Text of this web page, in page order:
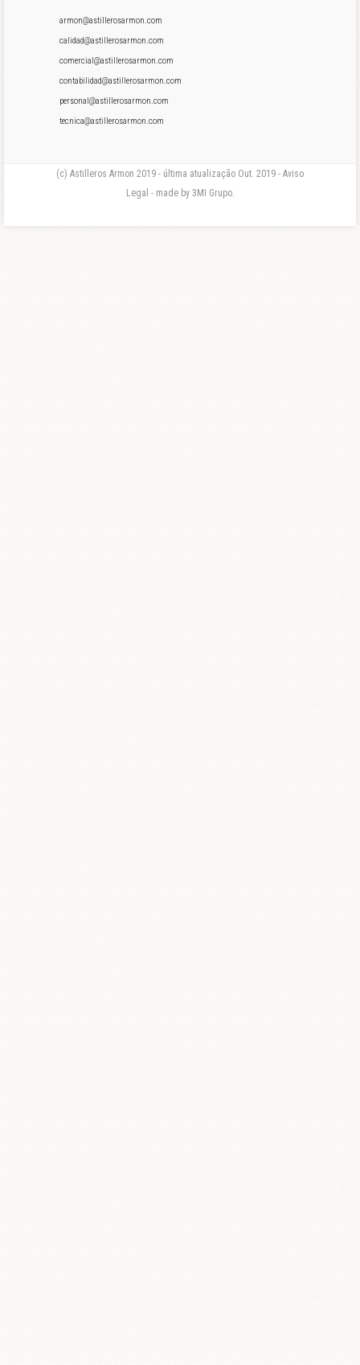
armon@astillerosarmon.com
calidad@astillerosarmon.com
comercial@astillerosarmon.com
contabilidad@astillerosarmon.com
personal@astillerosarmon.com
tecnica@astillerosarmon.com
(c) Astilleros Armon 2019 - última atualização Out. 2019 - Aviso
Legal - made by 3MI Grupo.